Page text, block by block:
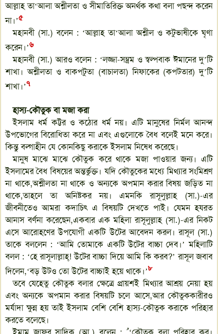
আল্লাহ তা‘আলা অশ্লীলতা ও সীমাতিরিক্ত অনর্থক কথা বলা পছন্দ করেন
না।’৫
মহানবী (সা.) বলেন : ‘আল্লাহ তা‘আলা অশ্লীল ও কটুভাষীকে ঘৃণা
করেন।’৬
মহানবী (সা.) আরও বলেন : ‘লজ্জা-সম্ভ্রম ও স্বল্পবাক ঈমানের দু’টি
শাখা। অশ্লীলতা ও বাকপটুতা (বাচালতা) নিফাকের (কপটতার) দু’টি
শাখা।’৭
হাস্য-কৌতুক বা মজা করা
ইসলাম ধর্ম কট্টর ও কঠোর ধর্ম নয়। এটি মানুষের নির্মল আনন্দ
উপভোগের বিরোধিতা করে না এবং এগুলোকে বৈধ বলেই মনে করে।
কিন্তু বল্গাহীন যে কোনকিছু করাকে ইসলাম নিষেধ করেছে।
মানুষ মাঝে মাঝে কৌতুক করে থাকে মজা পাওয়ার জন্য। এটি
ইসলামের বৈধ বিষয়ের অন্তর্ভুক্ত। যদি কৌতুকের মধ্যে মিথ্যার সংমিশ্রণ
না থাকে,অশ্লীলতা না থাকে ও অন্যকে অপমান করার বিষয় জড়িত না
থাকে,তাহলে তা অনিষ্টকর নয়। এমনকি রাসূলুল্লাহ (সা.)-এর
জীবনীতেও আমরা কদাচিৎ এ বিষয়টি দেখতে পাই। যেমন হযরত
আনাস বর্ণনা করেছেন,একবার এক মহিলা রাসূলুল্লাহ (সা.)-এর নিকট
এসে আরোহণের উপযোগী একটি উটের আবেদন করল। রাসূল (সা.)
তাকে বললেন : ‘আমি তোমাকে একটি উটের বাচ্চা দেব।’ মহিলাটি
বলল : ‘হে রাসূলাল্লাহ্! উটের বাচ্চা দিয়ে আমি কি করব?’ রাসূল জবাব
দিলেন,‘বড় উটও তো উটের বাচ্চাই হয়ে থাকে।’৮
তবে যেহেতু কৌতুক বলার ক্ষেত্রে প্রায়শই মিথ্যার আশ্রয় নেয়া হয়
এবং অন্যকে অপমান করার বিষয়টি চলে আসে,আর কৌতুককারীরও
মর্যাদা ক্ষুন্ন হয় তাই ইসলাম বেশি বেশি হাস্য-কৌতুক করাকে পরিহার
করতে বলেছে।